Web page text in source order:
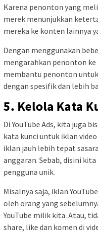
Karena penonton yang
merek menunjukkan
mereka ke konten lainnya
Dengan menggunakan
mengarahkan penonton ke
membantu penonton
dengan spesifik dan lebih
5. Kelola Kata
Di YouTube Ads, kita juga
kata kunci untuk iklan
iklan jauh lebih tepat
anggaran. Sebab, disini
pengguna unik.
Misalnya saja, iklan
oleh orang yang
YouTube milik kita. Atau,
share, like dan komen di